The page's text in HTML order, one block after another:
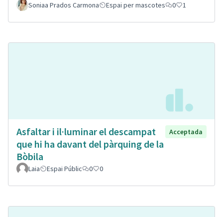
Soniaa Prados Carmona
Espai per mascotes 0 1
Asfaltar i il·luminar el descampat
que hi ha davant del pàrquing de la
Bòbila
Acceptada
Laia Espai Públic 0 0